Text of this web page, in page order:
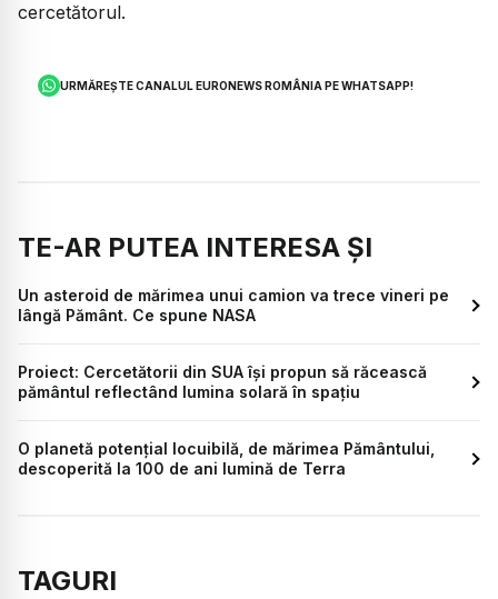
cercetătorul.
URMĂREȘTE CANALUL EURONEWS ROMÂNIA PE WHATSAPP!
TE-AR PUTEA INTERESA ȘI
Un asteroid de mărimea unui camion va trece vineri pe
lângă Pământ. Ce spune NASA
Proiect: Cercetătorii din SUA își propun să răcească
pământul reflectând lumina solară în spațiu
O planetă potențial locuibilă, de mărimea Pământului,
descoperită la 100 de ani lumină de Terra
TAGURI